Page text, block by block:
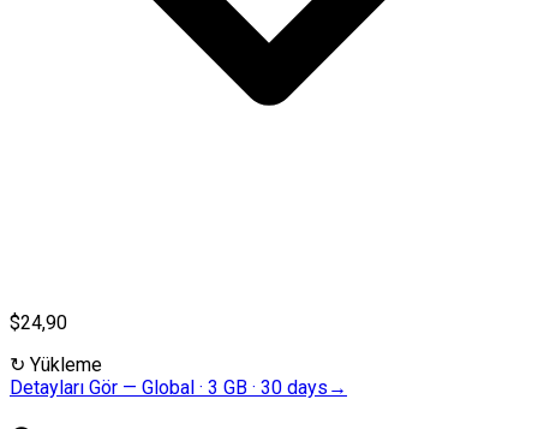
$24,90
↻ Yükleme
Detayları Gör — Global · 3 GB · 30 days →